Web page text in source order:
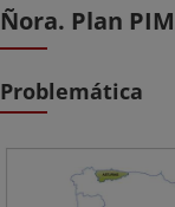
Ñora. Plan
Problemática